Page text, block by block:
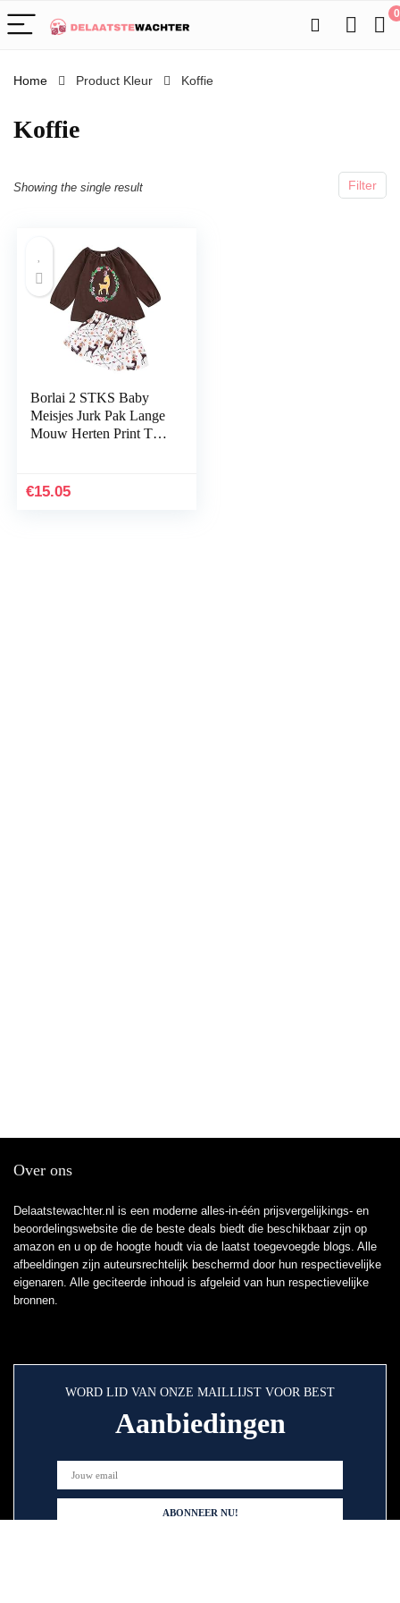
0
Home Product Kleur Koffie
Koffie
Filter
Showing the single result
Borlai 2 STKS Baby
Meisjes Jurk Pak Lange
Mouw Herten Print Top
€15.05
Over ons
Delaatstewachter.nl is een moderne alles-in-één prijsvergelijkings- en
beoordelingswebsite die de beste deals biedt die beschikbaar zijn op
amazon en u op de hoogte houdt via de laatst toegevoegde blogs. Alle
afbeeldingen zijn auteursrechtelijk beschermd door hun respectievelijke
eigenaren. Alle geciteerde inhoud is afgeleid van hun respectievelijke
bronnen.
WORD LID VAN ONZE MAILLIJST VOOR BEST
Aanbiedingen